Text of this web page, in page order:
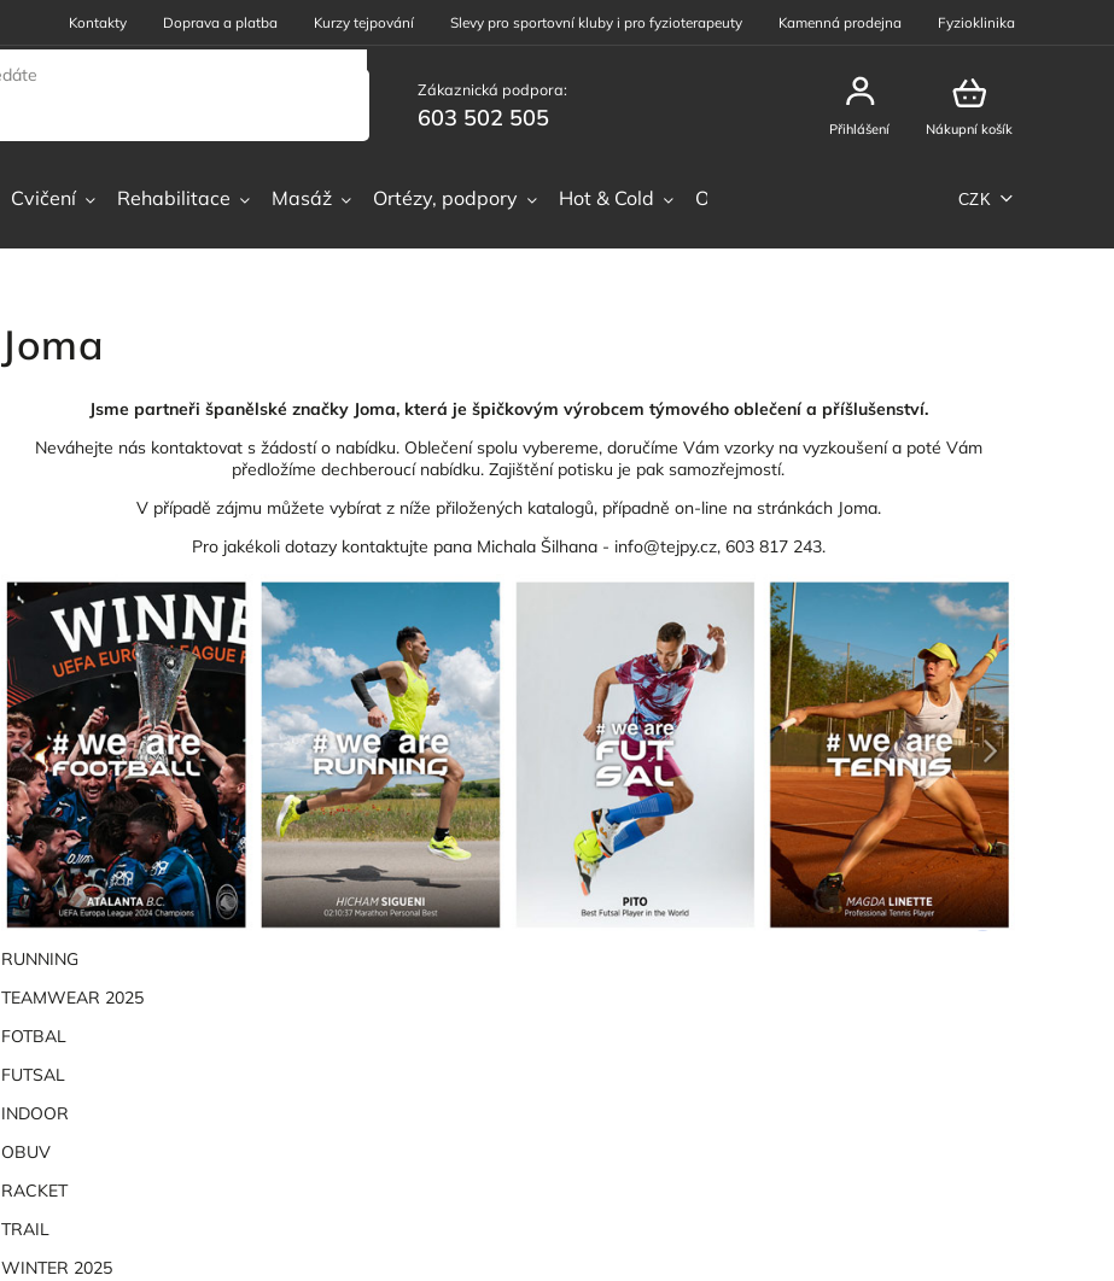
Kontakty Doprava a platba Kurzy tejpování Slevy pro sportovní kluby i pro fyzioterapeuty Kamenná prodejna Fyzioklinika
Zákaznická podpora:
603 502 505 Nákupní košík
Přihlášení
CZK
Cvičení Rehabilitace Masáž Ortézy, podpory Hot & Cold Ostatní sortiment Sportovní
Joma
Jsme partneři španělské značky Joma, která je špičkovým výrobcem týmového oblečení a příšlušenství.
Neváhejte nás kontaktovat s žádostí o nabídku. Oblečení spolu vybereme, doručíme Vám vzorky na vyzkoušení a poté Vám
předložíme dechberoucí nabídku. Zajištění potisku je pak samozřejmostí.
V případě zájmu můžete vybírat z níže přiložených katalogů, případně on-line na stránkách Joma.
Pro jakékoli dotazy kontaktujte pana Michala Šilhana - info@tejpy.cz,603 817 243.
RUNNING
TEAMWEAR 2025
FOTBAL
FUTSAL
INDOOR
OBUV
RACKET
TRAIL
WINTER 2025